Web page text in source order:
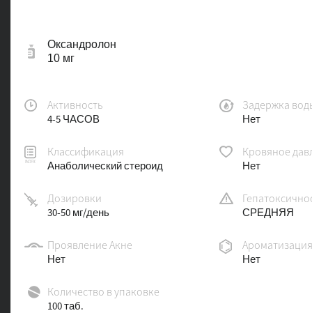
Оксандролон
10 мг
Активность
4-5 ЧАСОВ
Задержка
Нет
Классификация
Анаболический стероид
Кровяное
Нет
Дозировки
30-50 мг/день СРЕДНЯЯ
Проявление Акне
Нет
Ароматизация
Нет
Количество в упаковке
100 таб.